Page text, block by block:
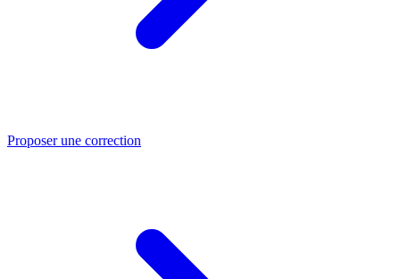
Proposer une correction